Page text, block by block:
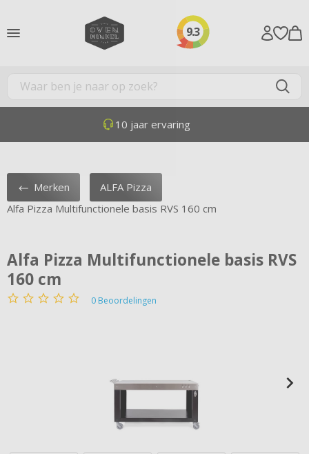
9.3
10 jaar ervaring
Merken
ALFA Pizza
Alfa Pizza Multifunctionele basis RVS 160 cm
Alfa Pizza Multifunctionele basis RVS
160 cm
0 Beoordelingen